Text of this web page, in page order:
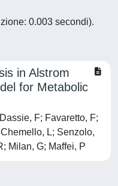
0.003 secondi).
in Alstrom
for Metabolic
F; Favaretto, F;
L; Senzolo,
Milan, G; Maffei, P